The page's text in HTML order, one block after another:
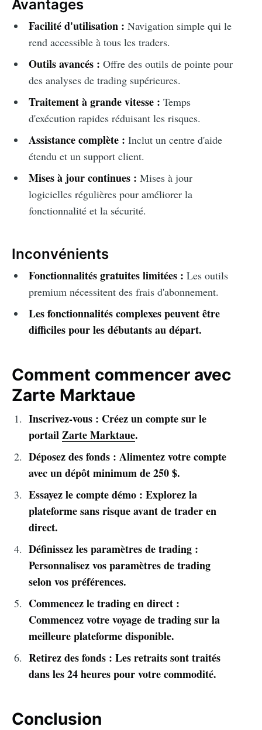
Avantages
Facilité d'utilisation : Navigation simple qui le
rend accessible à tous les traders.
Outils avancés : Offre des outils de pointe pour
des analyses de trading supérieures.
Traitement à grande vitesse : Temps
d'exécution rapides réduisant les risques.
Assistance complète : Inclut un centre d'aide
étendu et un support client.
Mises à jour continues : Mises à jour
logicielles régulières pour améliorer la
fonctionnalité et la sécurité.
Inconvénients
Fonctionnalités gratuites limitées : Les outils
premium nécessitent des frais d'abonnement.
Les fonctionnalités complexes peuvent être
difficiles pour les débutants au départ.
Comment commencer avec
Zarte Marktaue
Inscrivez-vous : Créez un compte sur le
portailZarte Marktaue.
Déposez des fonds : Alimentez votre compte
avec un dépôt minimum de 250 $.
Essayez le compte démo : Explorez la
plateforme sans risque avant de trader en
direct.
Définissez les paramètres de trading :
Personnalisez vos paramètres de trading
selon vos préférences.
Commencez le trading en direct :
Commencez votre voyage de trading sur la
meilleure plateforme disponible.
Retirez des fonds : Les retraits sont traités
dans les 24 heures pour votre commodité.
Conclusion